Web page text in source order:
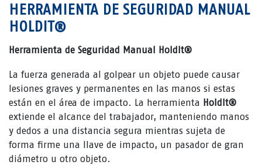
HERRAMIENTA DE SEGURIDAD MANUAL
HOLDIT®
Herramienta de Seguridad Manual HoldIt®
La fuerza generada al golpear un objeto puede causar
lesiones graves y permanentes en las manos si estas
están en el área de impacto. La herramienta HoldIt®
extiende el alcance del trabajador, manteniendo manos
y dedos a una distancia segura mientras sujeta de
forma firme una llave de impacto, un pasador de gran
diámetro u otro objeto.